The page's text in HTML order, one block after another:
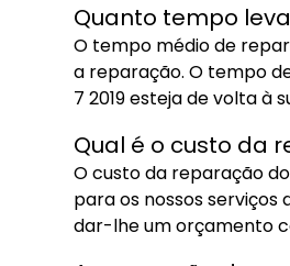
Quanto tempo
O tempo médio de
a reparação. O tempo
7 2019 esteja de volta à
Qual é o custo da
O custo da reparação
para os nossos
dar-lhe um orçamento